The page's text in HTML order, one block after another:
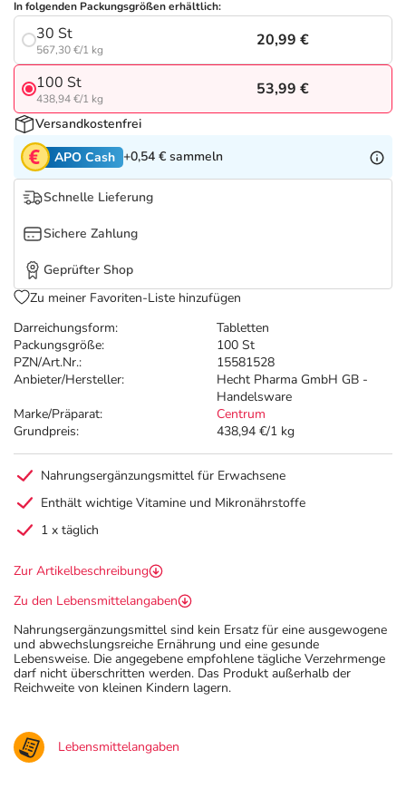
Tierapotheke
Vitamine & Mineralstoffe
Marken
Salus Deals
Darreichungsform:
Tabletten
Packungsgröße:
100 St
PZN/Art.Nr.:
15581528
Anbieter/Hersteller:
Hecht Pharma GmbH GB -
Handelsware
Marke/Präparat:
Centrum
Grundpreis:
438,94 €/1 kg
In folgenden Packungsgrößen erhältlich:
30 St
567,30 €/1 kg
20,99 €
100 St
438,94 €/1 kg
53,99 €
Versandkostenfrei
APO Cash +0,54 € sammeln
Schnelle Lieferung
Sichere Zahlung
Geprüfter Shop
Zu meiner Favoriten-Liste hinzufügen
Nahrungsergänzungsmittel für Erwachsene
Enthält wichtige Vitamine und Mikronährstoffe
1 x täglich
Zur Artikelbeschreibung
Zu den Lebensmittelangaben
Nahrungsergänzungsmittel sind kein Ersatz für eine ausgewogene
und abwechslungsreiche Ernährung und eine gesunde
Lebensweise. Die angegebene empfohlene tägliche Verzehrmenge
darf nicht überschritten werden. Das Produkt außerhalb der
Reichweite von kleinen Kindern lagern.
Lebensmittelangaben